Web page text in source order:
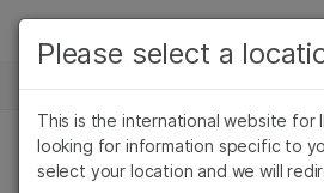
Skip to content
솔루션
학습
뉴스 센터
기업
Please select a
This is the international website for
looking for information specific to
select your location and we will